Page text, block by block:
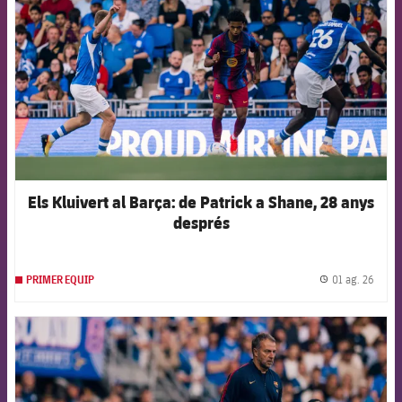
Els Kluivert al Barça: de Patrick a Shane, 28 anys
després
PRIMER EQUIP 01 ag. 26
FCB Barcelona badge